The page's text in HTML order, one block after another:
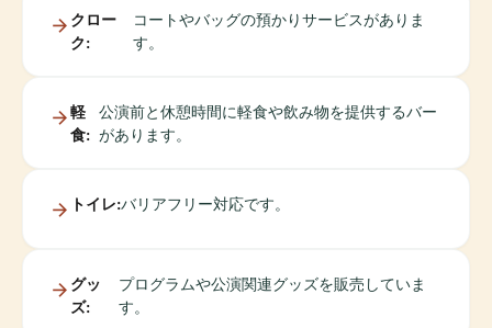
クロー
ク:
コートやバッグの預かりサービスがありま
す。
軽
食:
公演前と休憩時間に軽食や飲み物を提供するバー
があります。
トイレ:バリアフリー対応です。
グッ
ズ:
プログラムや公演関連グッズを販売していま
す。